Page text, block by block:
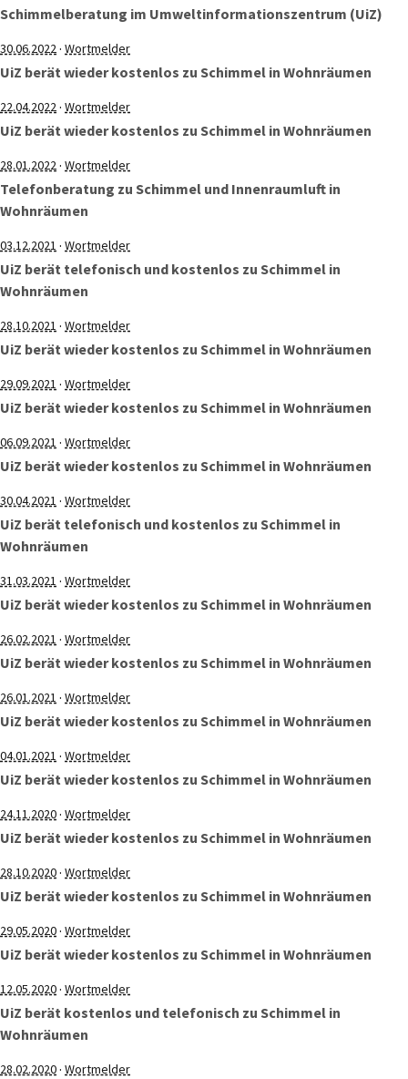
Schimmelberatung im Umweltinformationszentrum (UiZ)
30.06.2022· Wortmelder
UiZ berät wieder kostenlos zu Schimmel in Wohnräumen
22.04.2022· Wortmelder
UiZ berät wieder kostenlos zu Schimmel in Wohnräumen
28.01.2022· Wortmelder
Telefonberatung zu Schimmel und Innenraumluft in
Wohnräumen
03.12.2021 · Wortmelder
UiZ berät telefonisch und kostenlos zu Schimmel in
Wohnräumen
28.10.2021 · Wortmelder
UiZ berät wieder kostenlos zu Schimmel in Wohnräumen
29.09.2021 · Wortmelder
UiZ berät wieder kostenlos zu Schimmel in Wohnräumen
06.09.2021 · Wortmelder
UiZ berät wieder kostenlos zu Schimmel in Wohnräumen
30.04.2021 · Wortmelder
UiZ berät telefonisch und kostenlos zu Schimmel in
Wohnräumen
31.03.2021 · Wortmelder
UiZ berät wieder kostenlos zu Schimmel in Wohnräumen
26.02.2021 · Wortmelder
UiZ berät wieder kostenlos zu Schimmel in Wohnräumen
26.01.2021 · Wortmelder
UiZ berät wieder kostenlos zu Schimmel in Wohnräumen
04.01.2021 · Wortmelder
UiZ berät wieder kostenlos zu Schimmel in Wohnräumen
24.11.2020· Wortmelder
UiZ berät wieder kostenlos zu Schimmel in Wohnräumen
28.10.2020· Wortmelder
UiZ berät wieder kostenlos zu Schimmel in Wohnräumen
29.05.2020· Wortmelder
UiZ berät wieder kostenlos zu Schimmel in Wohnräumen
12.05.2020· Wortmelder
UiZ berät kostenlos und telefonisch zu Schimmel in
Wohnräumen
28.02.2020· Wortmelder